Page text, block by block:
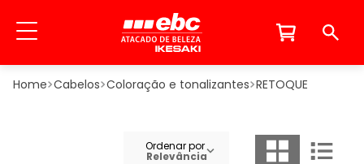
Cabelos Coloração e tonalizantes RETOQUE
Ordenar por
Relevância